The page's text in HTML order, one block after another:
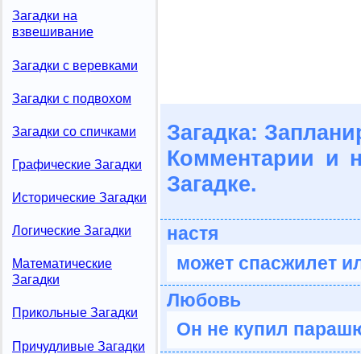
Загадки на
взвешивание
Загадки с веревками
Загадки с подвохом
Загадки со спичками
Графические Загадки
Исторические Загадки
Логические Загадки
Математические
Загадки
Прикольные Загадки
Причудливые Загадки
Загадка:
Комментарии и
Загадке.
настя
может спасжилет
Любовь
Он не купил